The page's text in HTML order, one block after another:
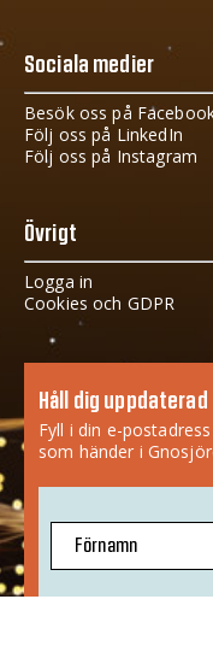
Sociala medier
Besök oss på
Följ oss på LinkedIn
Följ oss på Instagram
Övrigt
Logga in
Cookies och GDPR
Håll dig uppdaterad
Fyll i din e-
som händer i
Förnamn